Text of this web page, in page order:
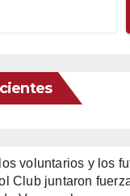
voluntarios y los
Club juntaron